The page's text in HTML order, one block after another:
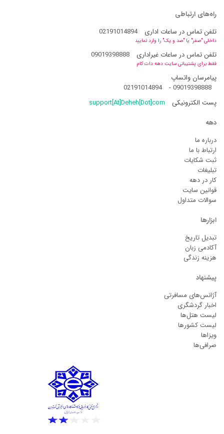
راه‌های ارتباطی
تلفن تماس در ساعات اداری
02191014894
داخلی "صفر" یا "صد و یک" را وارد نمایید
تلفن تماس در ساعات غیراداری 09019398888
فقط برای پشتیبانی سایت دهه دات کام
پیامرسان واتساپ
09019398888
-
02191014894
پست الکترونیکی
support[At]Deheh[Dot]com
دهه
درباره ما
ارتباط با ما
ثبت شکایات
تبلیغات
کار در دهه
قوانین سایت
سوالات متداول
ابزارها
تبدیل تاریخ
آکادمی زبان
هزینه زندگی
پیشنهاد
آژانس‌های مسافرتی
اخبار گردشگری
لیست هتل‌ها
لیست کشورها
ویزاها
صرافی‌ها